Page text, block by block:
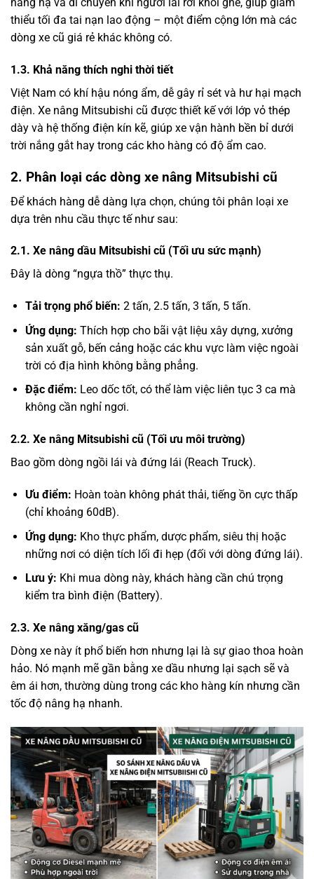
nâng hạ và di chuyển khi người lái rời khỏi ghế, giúp giảm
thiểu tối đa tai nạn lao động – một điểm cộng lớn mà các
dòng xe cũ giá rẻ khác không có.
1.3. Khả năng thích nghi thời tiết
Việt Nam có khí hậu nóng ẩm, dễ gây rỉ sét và hư hại mạch
điện. Xe nâng Mitsubishi cũ được thiết kế với lớp vỏ thép
dày và hệ thống điện kín kẽ, giúp xe vận hành bền bỉ dưới
trời nắng gắt hay trong các kho hàng có độ ẩm cao.
2. Phân loại các dòng xe nâng Mitsubishi cũ
Để khách hàng dễ dàng lựa chọn, chúng tôi phân loại xe
dựa trên nhu cầu thực tế như sau:
2.1. Xe nâng dầu Mitsubishi cũ (Tối ưu sức mạnh)
Đây là dòng “ngựa thồ” thực thụ.
Tải trọng phổ biến: 2 tấn, 2.5 tấn, 3 tấn, 5 tấn.
Ứng dụng: Thích hợp cho bãi vật liệu xây dựng, xưởng
sản xuất gỗ, bến cảng hoặc các khu vực làm việc ngoài
trời có địa hình không bằng phẳng.
Đặc điểm: Leo dốc tốt, có thể làm việc liên tục 3 ca mà
không cần nghỉ ngơi.
2.2. Xe nâng Mitsubishi cũ (Tối ưu môi trường)
Bao gồm dòng ngồi lái và đứng lái (Reach Truck).
Ưu điểm: Hoàn toàn không phát thải, tiếng ồn cực thấp
(chỉ khoảng 60dB).
Ứng dụng: Kho thực phẩm, dược phẩm, siêu thị hoặc
những nơi có diện tích lối đi hẹp (đối với dòng đứng lái).
Lưu ý: Khi mua dòng này, khách hàng cần chú trọng
kiểm tra bình điện (Battery).
2.3. Xe nâng xăng/gas cũ
Dòng xe này ít phổ biến hơn nhưng lại là sự giao thoa hoàn
hảo. Nó mạnh mẽ gần bằng xe dầu nhưng lại sạch sẽ và
êm ái hơn, thường dùng trong các kho hàng kín nhưng cần
tốc độ nâng hạ nhanh.